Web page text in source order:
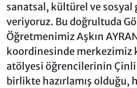
sanatsal, kültürel ve
veriyoruz. Bu doğrultuda
Öğretmenimiz Aşkın
koordinesinde merkezimiz
atölyesi öğrencilerinin
birlikte hazırlamış olduğu,